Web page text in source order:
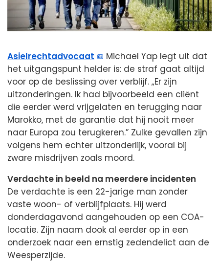
Asielrechtadvocaat
Michael Yap legt uit dat
het uitgangspunt helder is: de straf gaat altijd
voor op de beslissing over verblijf. „Er zijn
uitzonderingen. Ik had bijvoorbeeld een cliënt
die eerder werd vrijgelaten en terugging naar
Marokko, met de garantie dat hij nooit meer
naar Europa zou terugkeren.” Zulke gevallen zijn
volgens hem echter uitzonderlijk, vooral bij
zware misdrijven zoals moord.
Verdachte in beeld na meerdere incidenten
De verdachte is een 22-jarige man zonder
vaste woon- of verblijfplaats. Hij werd
donderdagavond aangehouden op een COA-
locatie. Zijn naam dook al eerder op in een
onderzoek naar een ernstig zedendelict aan de
Weesperzijde.